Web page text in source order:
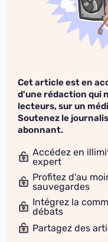
Cet article est en
d'une rédaction qui
lecteurs, sur un
Soutenez le
abonnant.
Accédez en
expert
Profitez d'au
sauvegardes
Intégrez la
débats
Partagez des